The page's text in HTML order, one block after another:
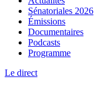
Sénatoriales 2026
Émissions
Documentaires
Podcasts
Programme
Le direct